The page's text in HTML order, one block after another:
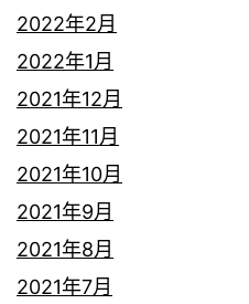
2022年2月
2022年1月
2021年12月
2021年11月
2021年10月
2021年9月
2021年8月
2021年7月